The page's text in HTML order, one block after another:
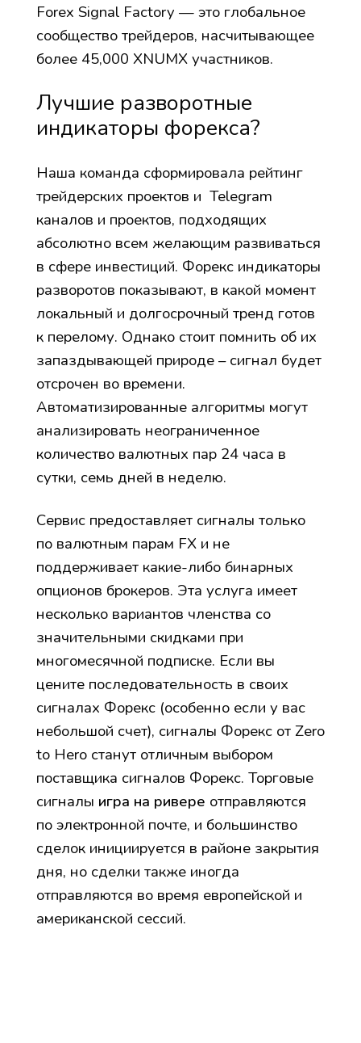
Forex Signal Factory — это глобальное
сообщество трейдеров, насчитывающее
более 45,000 XNUMX участников.
Лучшие разворотные
индикаторы форекса?
Наша команда сформировала рейтинг
трейдерских проектов и Telegram
каналов и проектов, подходящих
абсолютно всем желающим развиваться
в сфере инвестиций. Форекс индикаторы
разворотов показывают, в какой момент
локальный и долгосрочный тренд готов
к перелому. Однако стоит помнить об их
запаздывающей природе – сигнал будет
отсрочен во времени.
Автоматизированные алгоритмы могут
анализировать неограниченное
количество валютных пар 24 часа в
сутки, семь дней в неделю.
Сервис предоставляет сигналы только
по валютным парам FX и не
поддерживает какие-либо бинарных
опционов брокеров. Эта услуга имеет
несколько вариантов членства со
значительными скидками при
многомесячной подписке. Если вы
цените последовательность в своих
сигналах Форекс (особенно если у вас
небольшой счет), сигналы Форекс от Zero
to Hero станут отличным выбором
поставщика сигналов Форекс. Торговые
сигналы игра на ривере отправляются
по электронной почте, и большинство
сделок инициируется в районе закрытия
дня, но сделки также иногда
отправляются во время европейской и
американской сессий.